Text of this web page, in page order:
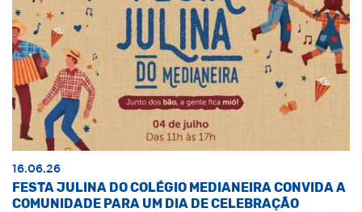
16.06.26
FESTA JULINA DO COLÉGIO MEDIANEIRA CONVIDA A
COMUNIDADE PARA UM DIA DE CELEBRAÇÃO